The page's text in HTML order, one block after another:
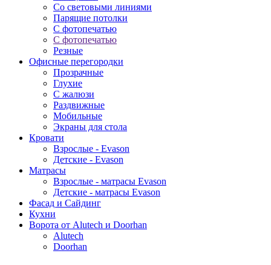
Со световыми линиями
Парящие потолки
С фотопечатью
С фотопечатью
Резные
Офисные перегородки
Прозрачные
Глухие
С жалюзи
Раздвижные
Мобильные
Экраны для стола
Кровати
Взрослые - Evason
Детские - Evason
Матрасы
Взрослые - матрасы Evason
Детские - матрасы Evason
Фасад и Сайдинг
Кухни
Ворота от Alutech и Doorhan
Alutech
Doorhan